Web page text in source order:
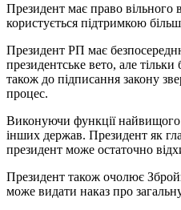
Президент має право вільного
користується підтримкою
Президент РП має
президентське вето, але
також до підписання закону
процес.
Виконуючи функції найвищого
інших держав. Президент як
президент може остаточно
Президент також очолює
може видати наказ про